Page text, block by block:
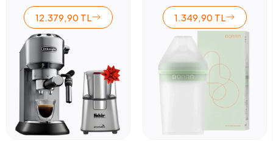
12.379,90 TL 1.349,90 TL